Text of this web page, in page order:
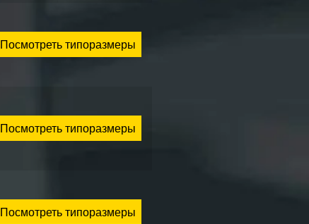
Посмотреть типоразмеры
Посмотреть типоразмеры
Посмотреть типоразмеры